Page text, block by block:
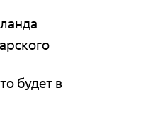
будет в